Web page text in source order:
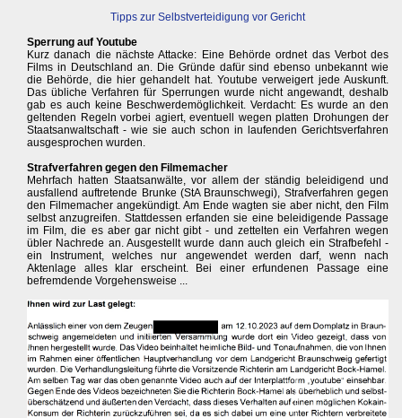
Tipps zur Selbstverteidigung vor Gericht
Sperrung auf Youtube
Kurz danach die nächste Attacke: Eine Behörde ordnet das Verbot des
Films in Deutschland an. Die Gründe dafür sind ebenso unbekannt wie
die Behörde, die hier gehandelt hat. Youtube verweigert jede Auskunft.
Das übliche Verfahren für Sperrungen wurde nicht angewandt, deshalb
gab es auch keine Beschwerdemöglichkeit. Verdacht: Es wurde an den
geltenden Regeln vorbei agiert, eventuell wegen platten Drohungen der
Staatsanwaltschaft - wie sie auch schon in laufenden Gerichtsverfahren
ausgesprochen wurden.
Strafverfahren gegen den Filmemacher
Mehrfach hatten Staatsanwälte, vor allem der ständig beleidigend und
ausfallend auftretende Brunke (StA Braunschwegi), Strafverfahren gegen
den Filmemacher angekündigt. Am Ende wagten sie aber nicht, den Film
selbst anzugreifen. Stattdessen erfanden sie eine beleidigende Passage
im Film, die es aber gar nicht gibt - und zettelten ein Verfahren wegen
übler Nachrede an. Ausgestellt wurde dann auch gleich ein Strafbefehl -
ein Instrument, welches nur angewendet werden darf, wenn nach
Aktenlage alles klar erscheint. Bei einer erfundenen Passage eine
befremdende Vorgehensweise ...